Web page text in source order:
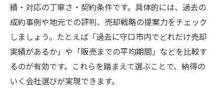
績・対応の丁寧さ・契約条件です。具体的には、過去の
成約事例や地元での評判、売却戦略の提案力をチェック
しましょう。たとえば「過去に守口市内でどれだけ売却
実績があるか」や「販売までの平均期間」などを比較す
るのが有効です。これらを踏まえて選ぶことで、納得の
いく会社選びが実現できます。